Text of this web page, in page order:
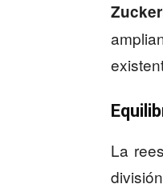
La